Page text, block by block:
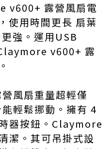
v600+ 露營風扇電
使用時間更長 扇葉
強。運用USB
v600+ 露
風扇重量超輕僅
輕鬆挪動。擁有 4
器按鈕。Claymore
潔。其可吊掛式設